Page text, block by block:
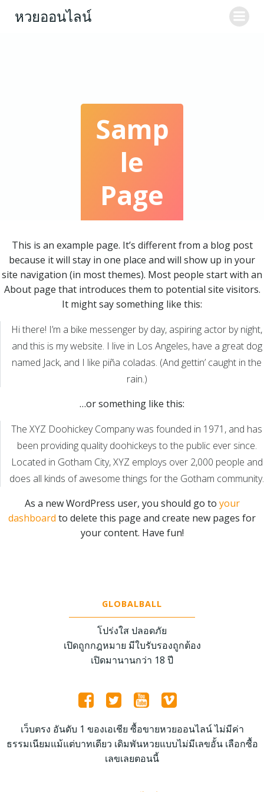
หวยออนไลน์
Samp
Le
Page
This is an example page. It’s different from a blog post
because it will stay in one place and will show up in your
site navigation (in most themes). Most people start with an
About page that introduces them to potential site visitors.
It might say something like this:
Hi there! I’m a bike messenger by day, aspiring actor by night,
and this is my website. I live in Los Angeles, have a great dog
named Jack, and I like piña coladas. (And gettin’ caught in the
rain.)
…or something like this:
The XYZ Doohickey Company was founded in 1971, and has
been providing quality doohickeys to the public ever since.
Located in Gotham City, XYZ employs over 2,000 people and
does all kinds of awesome things for the Gotham community.
As a new WordPress user, you should go to your
dashboard to delete this page and create new pages for
your content. Have fun!
GLOBALBALL
โปร่งใส ปลอดภัย
เปิดถูกกฎหมาย มีใบรับรองถูกต้อง
เปิดมานานกว่า 18 ปี
เว็บตรง อันดับ 1 ของเอเชีย ซื้อขายหวยออนไลน์ ไม่มีค่า
ธรรมเนียมแม้แต่บาทเดียว เดิมพันหวยแบบไม่มีเลขอั้น เลือกซื้อ
เลขเลยตอนนี้